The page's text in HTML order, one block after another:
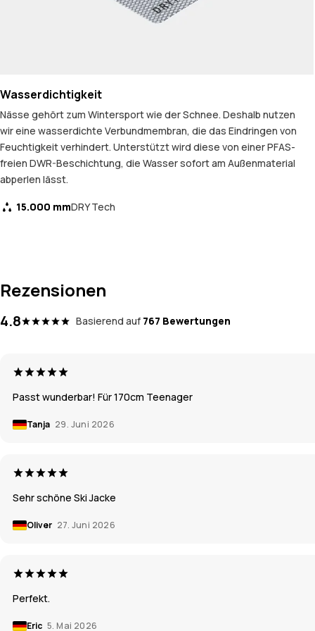
Wasserdichtigkeit
Nässe gehört zum Wintersport wie der Schnee. Deshalb nutzen
wir eine wasserdichte Verbundmembran, die das Eindringen von
Feuchtigkeit verhindert. Unterstützt wird diese von einer PFAS-
freien DWR-Beschichtung, die Wasser sofort am Außenmaterial
abperlen lässt.
15.000 mmDRY Tech
Rezensionen
4.8 Basierend auf 767 Bewertungen
Passt wunderbar! Für 170cm Teenager
Tanja 29. Juni 2026
Sehr schöne Ski Jacke
Oliver 27. Juni 2026
Perfekt.
Eric 5. Mai 2026